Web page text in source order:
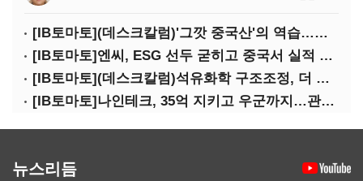
[IB토마토](데스크칼럼)'그깟 중국산'의 역습…전기차 시장도 내줄 셈인가
[IB토마토]엔씨, ESG 선두 굳히고 중국서 실적 반등 시동
[IB토마토](데스크칼럼)석유화학 구조조정, 더 미루면 공멸이다
[IB토마토]나인테크, 35억 지키고 우군까지…관계사 활용 '1석2조'
뉴스리듬